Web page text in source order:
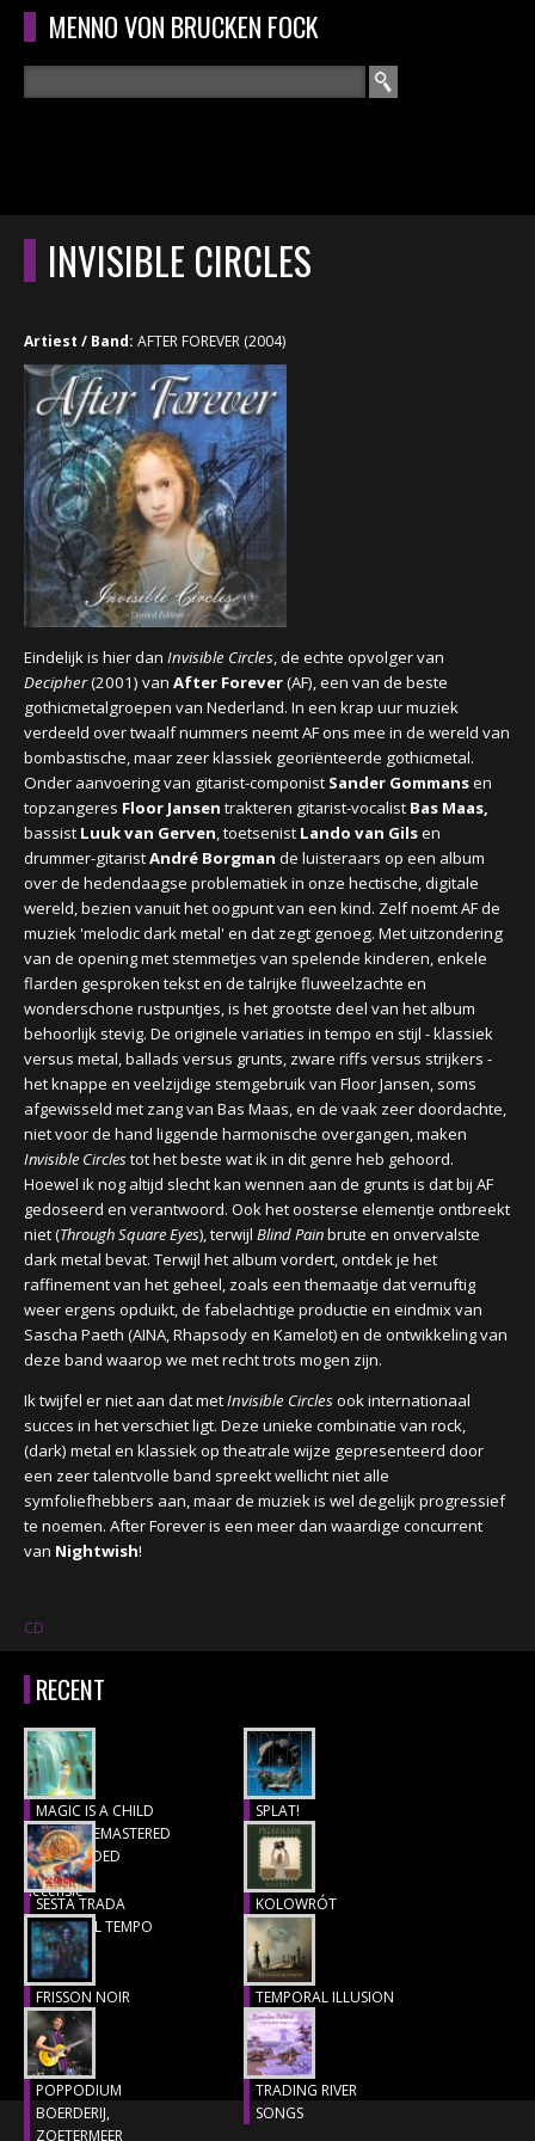
Overslaan en naar de algemene inhoud gaan
MENNO VON BRUCKEN FOCK
ZOEKVELD
HOOFDMENU HOME
CURRICULUM
RECENSIES
INTERVIEWS
CONCERTEN
CONCERTFOTO'S
CONCERTBEZOEK
LINKS
INVISIBLE CIRCLES
Artiest / Band: AFTER FOREVER (2004)
Eindelijk is hier dan Invisible Circles, de echte opvolger van
Decipher(2001) van After Forever(AF), een van de beste
gothicmetalgroepen van Nederland. In een krap uur muziek
verdeeld over twaalf nummers neemt AF ons mee in de wereld van
bombastische, maar zeer klassiek georiënteerde gothicmetal.
Onder aanvoering van gitarist-componist Sander Gommansen
topzangeres Floor Jansen trakteren gitarist-vocalist Bas Maas,
bassist Luuk van Gerven, toetsenist Lando van Gilsen
drummer-gitaristAndré Borgman de luisteraars op een album
over de hedendaagse problematiek in onze hectische, digitale
wereld, bezien vanuit het oogpunt van een kind. Zelf noemt AF de
muziek 'melodic dark metal' en dat zegt genoeg. Met uitzondering
van de opening met stemmetjes van spelende kinderen, enkele
flarden gesproken tekst en de talrijke fluweelzachte en
wonderschone rustpuntjes, is het grootste deel van het album
behoorlijk stevig. De originele variaties in tempo en stijl - klassiek
versus metal, ballads versus grunts, zware riffs versus strijkers -
het knappe en veelzijdige stemgebruik van Floor Jansen, soms
afgewisseld met zang van Bas Maas, en de vaak zeer doordachte,
niet voor de hand liggende harmonische overgangen, maken
Invisible Circlestot het beste wat ik in dit genre heb gehoord.
Hoewel ik nog altijd slecht kan wennen aan de grunts is dat bij AF
gedoseerd en verantwoord. Ook het oosterse elementje ontbreekt
niet (Through Square Eyes), terwijl Blind Painbrute en onvervalste
dark metal bevat. Terwijl het album vordert, ontdek je het
raffinement van het geheel, zoals een themaatje dat vernuftig
weer ergens opduikt, de fabelachtige productie en eindmix van
Sascha Paeth (AINA, Rhapsody en Kamelot) en de ontwikkeling van
deze band waarop we met recht trots mogen zijn.
Ik twijfel er niet aan dat metInvisible Circlesook internationaal
succes in het verschiet ligt. Deze unieke combinatie van rock,
(dark) metal en klassiek op theatrale wijze gepresenteerd door
een zeer talentvolle band spreekt wellicht niet alle
symfoliefhebbers aan, maar de muziek is wel degelijk progressief
te noemen. After Forever is een meer dan waardige concurrent
van Nightwish!
CD
RECENT
MAGIC IS A CHILD
(1977), REMASTERED
& EXTENDED
Recensie
SPLAT!
Recensie
SESTA TRADA
LUNGO IL TEMPO
Recensie
KOLOWRÓT
Recensie
FRISSON NOIR
Recensie
TEMPORAL ILLUSION
Recensie
POPPODIUM
BOERDERIJ,
ZOETERMEER
TRADING RIVER
SONGS